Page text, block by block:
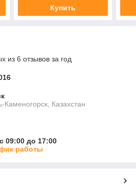
Купить
из 6 отзывов за год
Каменогорск, Казахстан
09:00 до 17:00
работы